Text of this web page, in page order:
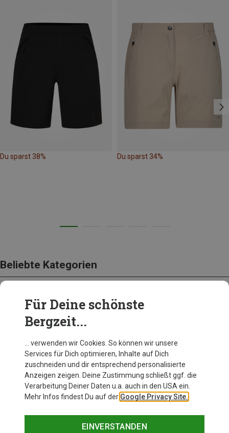
Du sparst 38% Du sparst 34%
Beliebte Kategorien
BEKLEIDUNG
Für Deine schönste
Bergzeit...
… verwenden wir Cookies. So können wir unsere
Services für Dich optimieren, Inhalte auf Dich
zuschneiden und dir entsprechend personalisierte
Anzeigen zeigen. Deine Zustimmung schließt ggf. die
Verarbeitung Deiner Daten u.a. auch in den USA ein.
Mehr Infos findest Du auf der Google Privacy Site.
EINVERSTANDEN